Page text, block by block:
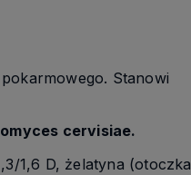
Stanowi
cervisiae.
1,6 D, żelatyna (otoczka